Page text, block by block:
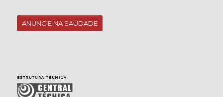
ANUNCIE NA SAUDADE